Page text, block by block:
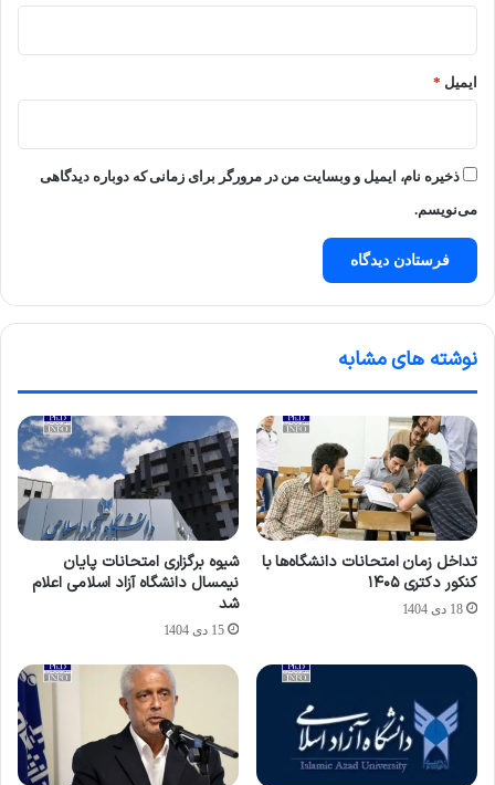
ایمیل *
ذخیره نام، ایمیل و وبسایت من در مرورگر برای زمانی که دوباره دیدگاهی
می‌نویسم.
نوشته های مشابه
تداخل زمان امتحانات دانشگاه‌ها با
کنکور دکتری ۱۴۰۵
18 دی 1404
شیوه برگزاری امتحانات پایان
نیمسال دانشگاه آزاد اسلامی اعلام
شد
15 دی 1404